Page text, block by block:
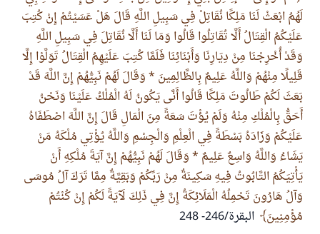
لَهُمُ ابْعَثْ لَنَا مَلِكًا نُقَاتِلْ فِي سَبِيلِ اللَّهِ قَالَ هَلْ عَسَيْتُمْ إِنْ كُتِبَ
عَلَيْكُمُ الْقِتَالُ أَلَّا تُقَاتِلُوا قَالُوا وَمَا لَنَا أَلَّا نُقَاتِلَ فِي سَبِيلِ اللَّهِ
وَقَدْ أُخْرِجْنَا مِنْ دِيَارِنَا وَأَبْنَائِنَا فَلَمَّا كُتِبَ عَلَيْهِمُ الْقِتَالُ تَوَلَّوْا إِلَّا
قَلِيلًا مِنْهُمْ وَاللَّهُ عَلِيمٌ بِالظَّالِمِينَ * وَقَالَ لَهُمْ نَبِيُّهُمْ إِنَّ اللَّهَ قَدْ
بَعَثَ لَكُمْ طَالُوتَ مَلِكًا قَالُوا أَنَّى يَكُونُ لَهُ الْمُلْكُ عَلَيْنَا وَنَحْنُ
أَحَقُّ بِالْمُلْكِ مِنْهُ وَلَمْ يُؤْتَ سَعَةً مِنَ الْمَالِ قَالَ إِنَّ اللَّهَ اصْطَفَاهُ
عَلَيْكُمْ وَزَادَهُ بَسْطَةً فِي الْعِلْمِ وَالْجِسْمِ وَاللَّهُ يُؤْتِي مُلْكَهُ مَنْ
يَشَاءُ وَاللَّهُ وَاسِعٌ عَلِيمٌ * وَقَالَ لَهُمْ نَبِيُّهُمْ إِنَّ آيَةَ مُلْكِهِ أَنْ
يَأْتِيَكُمُ التَّابُوتُ فِيهِ سَكِينَةٌ مِنْ رَبِّكُمْ وَبَقِيَّةٌ مِمَّا تَرَكَ آلُ مُوسَى
وَآلُ هَارُونَ تَحْمِلُهُ الْمَلَائِكَةُ إِنَّ فِي ذَلِكَ لَآيَةً لَكُمْ إِنْ كُنْتُمْ
مُؤْمِنِينَ البقرة/246- 248